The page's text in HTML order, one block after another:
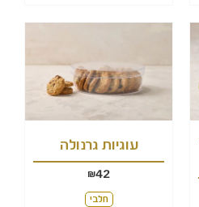
עוגיות גרנולה
42
₪
חלבי